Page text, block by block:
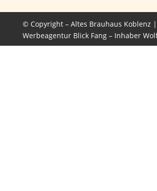
© Copyright – Altes Brauhaus Koblenz |
Werbeagentur Blick Fang – Inhaber